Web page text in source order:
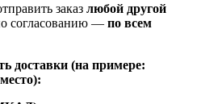
заказ любой другой
согласованию — по всем
доставки (на примере: